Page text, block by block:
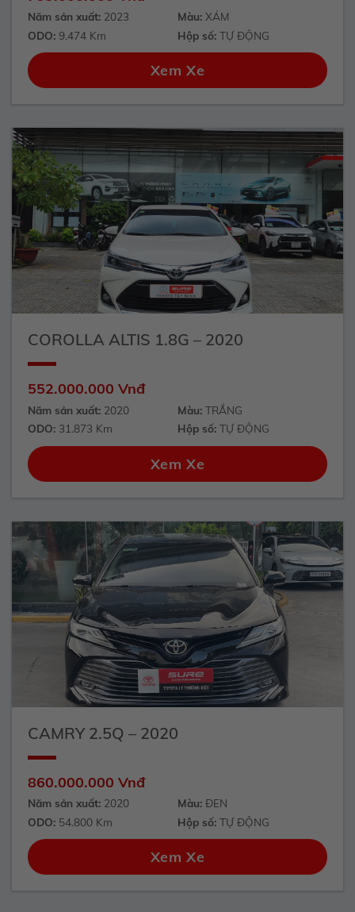
Năm sản xuất:2023 Màu: XÁM
ODO:9.474 Km Hộp số: TỰ ĐỘNG
Xem Xe
COROLLA ALTIS 1.8G – 2020
552.000.000 Vnđ
Năm sản xuất:2020 Màu: TRẮNG
ODO:31.873 Km Hộp số: TỰ ĐỘNG
Xem Xe
CAMRY 2.5Q – 2020
860.000.000 Vnđ
Năm sản xuất:2020 Màu: ĐEN
ODO:54.800 Km Hộp số: TỰ ĐỘNG
Xem Xe